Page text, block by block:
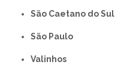
São Caetano do Sul
São Paulo
Valinhos